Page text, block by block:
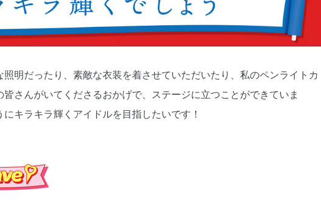
明だったり、素敵な衣装を着させていただいたり、私のペンライトカ
さんがいてくださるおかげで、ステージに立つことができていま
キラキラ輝くアイドルを目指したいです！